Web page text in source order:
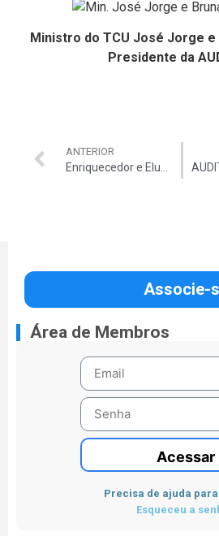
Ministro do TCU José Jorge
Presidente da
ANTERIOR
Enriquecedor e Elucidativo – é assim que eu defino o seminário Controle de Obras Públicas: Avanços e Desafios, promovido pela Auditar no último dia 1/09, em Brasília.
Associe-
Área de Membros
Acessar
Precisa de ajuda
Esqueceu a